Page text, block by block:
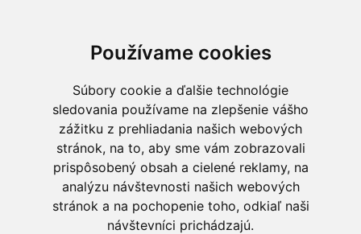
Používame cookies
Súbory cookie a ďalšie technológie
sledovania používame na zlepšenie vášho
zážitku z prehliadania našich webových
stránok, na to, aby sme vám zobrazovali
prispôsobený obsah a cielené reklamy, na
analýzu návštevnosti našich webových
stránok a na pochopenie toho, odkiaľ naši
návštevníci prichádzajú.